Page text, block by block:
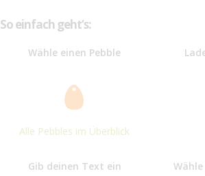
So einfach geht‘s:
Wähle einen Pebble
Alle Pebbles im Überblick
Gib deinen Text ein